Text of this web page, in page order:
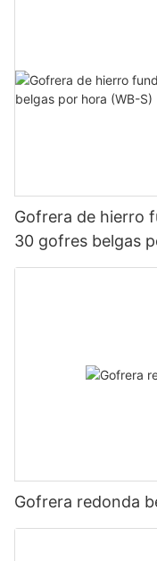
Gofrera de hierro
30 gofres belgas
Gofrera redonda